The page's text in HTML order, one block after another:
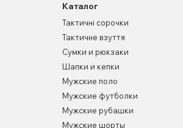
Каталог
Тактичні сорочки
Тактичне взуття
Сумки и рюкзаки
Шапки и кепки
Мужские поло
Мужские футболки
Мужские рубашки
Мужские шорты